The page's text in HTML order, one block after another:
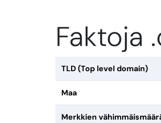
Faktoja
TLD (Top level domain)
Maa
Merkkien